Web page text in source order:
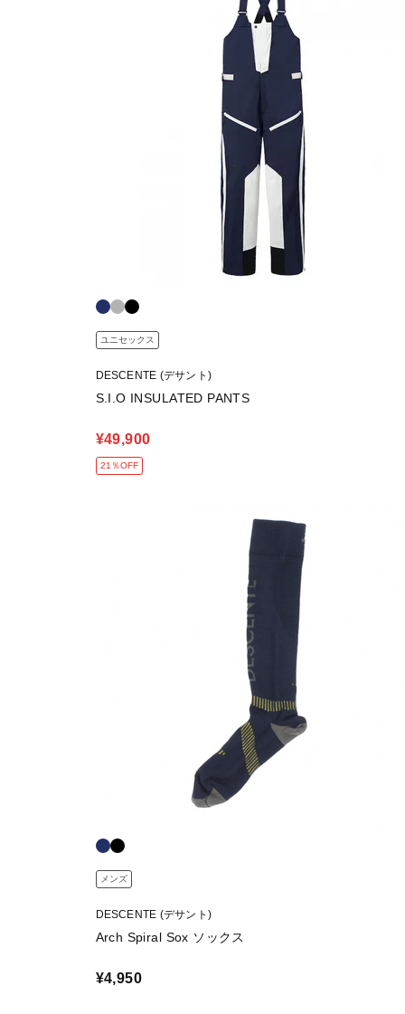
ユニセックス
DESCENTE (デサント)
S.I.O INSULATED PANTS
¥49,900
21％OFF
メンズ
DESCENTE (デサント)
Arch Spiral Sox ソックス
¥4,950